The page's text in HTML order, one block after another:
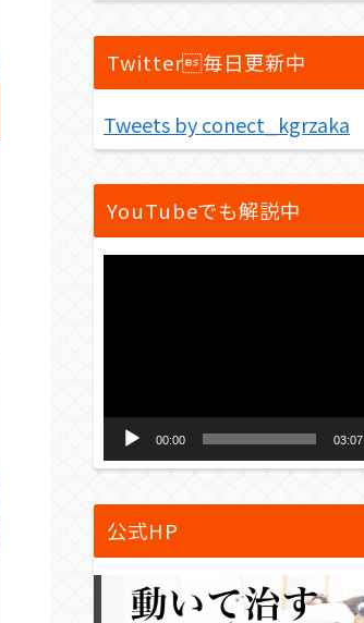
Twitter毎日更新中
Tweets by conect_kgrzaka
YouTubeでも解説中
ー
ー
00:00 03:07
公式HP